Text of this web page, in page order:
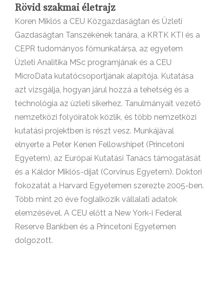
Rövid szakmai életrajz
Koren Miklós a CEU Közgazdaságtan és Üzleti
Gazdaságtan Tanszékének tanára, a KRTK KTI és a
CEPR tudományos főmunkatársa, az egyetem
Üzleti Analitika MSc programjának és a CEU
MicroData kutatócsoportjának alapítója. Kutatása
azt vizsgálja, hogyan járul hozzá a tehetség és a
technológia az üzleti sikerhez. Tanulmányait vezető
nemzetközi folyóiratok közlik, és több nemzetközi
kutatási projektben is részt vesz. Munkájával
elnyerte a Peter Kenen Fellowshipet (Princetoni
Egyetem), az Európai Kutatási Tanács támogatását
és a Káldor Miklós-díjat (Corvinus Egyetem). Doktori
fokozatát a Harvard Egyetemen szerezte 2005-ben.
Több mint 20 éve foglalkozik vállalati adatok
elemzésével. A CEU előtt a New York-i Federal
Reserve Bankben és a Princetoni Egyetemen
dolgozott.